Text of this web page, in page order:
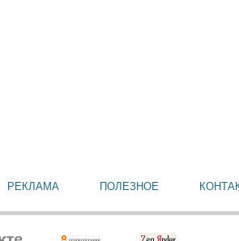
РЕКЛАМА ПОЛЕЗНОЕ